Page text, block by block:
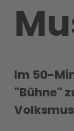
Im 50-
"Bühne"